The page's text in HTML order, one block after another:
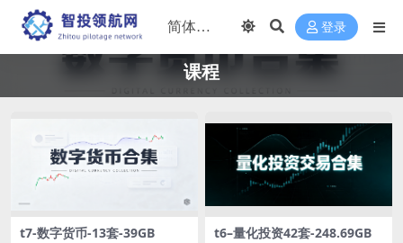
登录
课程
t7-数字货币-13套-39GB t6–量化投资42套-248.69GB